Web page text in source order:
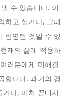
수 있습니다. 이
하고 싶거나, 그때
반영된 것일 수 있
재의 삶에 적용하
러분에게 미해결
합니다. 과거의 경
나, 미처 끝내지